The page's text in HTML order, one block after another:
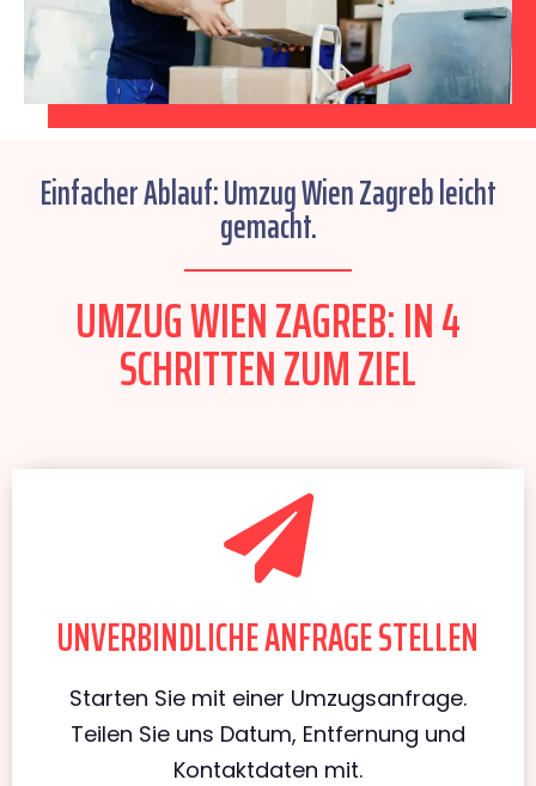
Einfacher Ablauf: Umzug Wien Zagreb leicht
gemacht.
UMZUG WIEN ZAGREB: IN 4
SCHRITTEN ZUM ZIEL
UNVERBINDLICHE ANFRAGE STELLEN
Starten Sie mit einer Umzugsanfrage.
Teilen Sie uns Datum, Entfernung und
Kontaktdaten mit.